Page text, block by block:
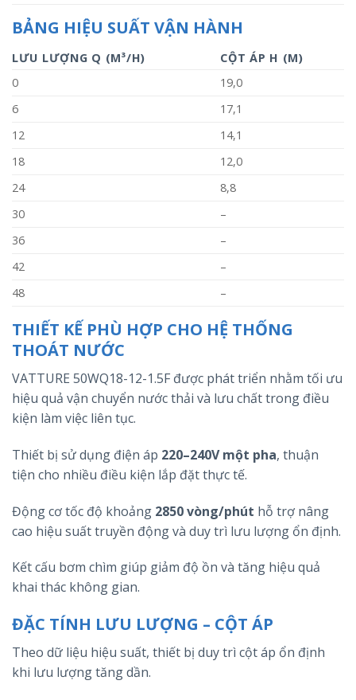
BẢNG HIỆU SUẤT VẬN HÀNH
LƯU LƯỢNG Q (M³/H)
CỘT ÁP H (M)
0
19,0
6
17,1
12
14,1
18
12,0
24
8,8
30
–
36
–
42
–
48
–
THIẾT KẾ PHÙ HỢP CHO HỆ THỐNG
THOÁT NƯỚC
VATTURE 50WQ18-12-1.5F được phát triển nhằm tối ưu
hiệu quả vận chuyển nước thải và lưu chất trong điều
kiện làm việc liên tục.
Thiết bị sử dụng điện áp 220–240V một pha, thuận
tiện cho nhiều điều kiện lắp đặt thực tế.
Động cơ tốc độ khoảng 2850 vòng/phút hỗ trợ nâng
cao hiệu suất truyền động và duy trì lưu lượng ổn định.
Kết cấu bơm chìm giúp giảm độ ồn và tăng hiệu quả
khai thác không gian.
ĐẶC TÍNH LƯU LƯỢNG – CỘT ÁP
Theo dữ liệu hiệu suất, thiết bị duy trì cột áp ổn định
khi lưu lượng tăng dần.